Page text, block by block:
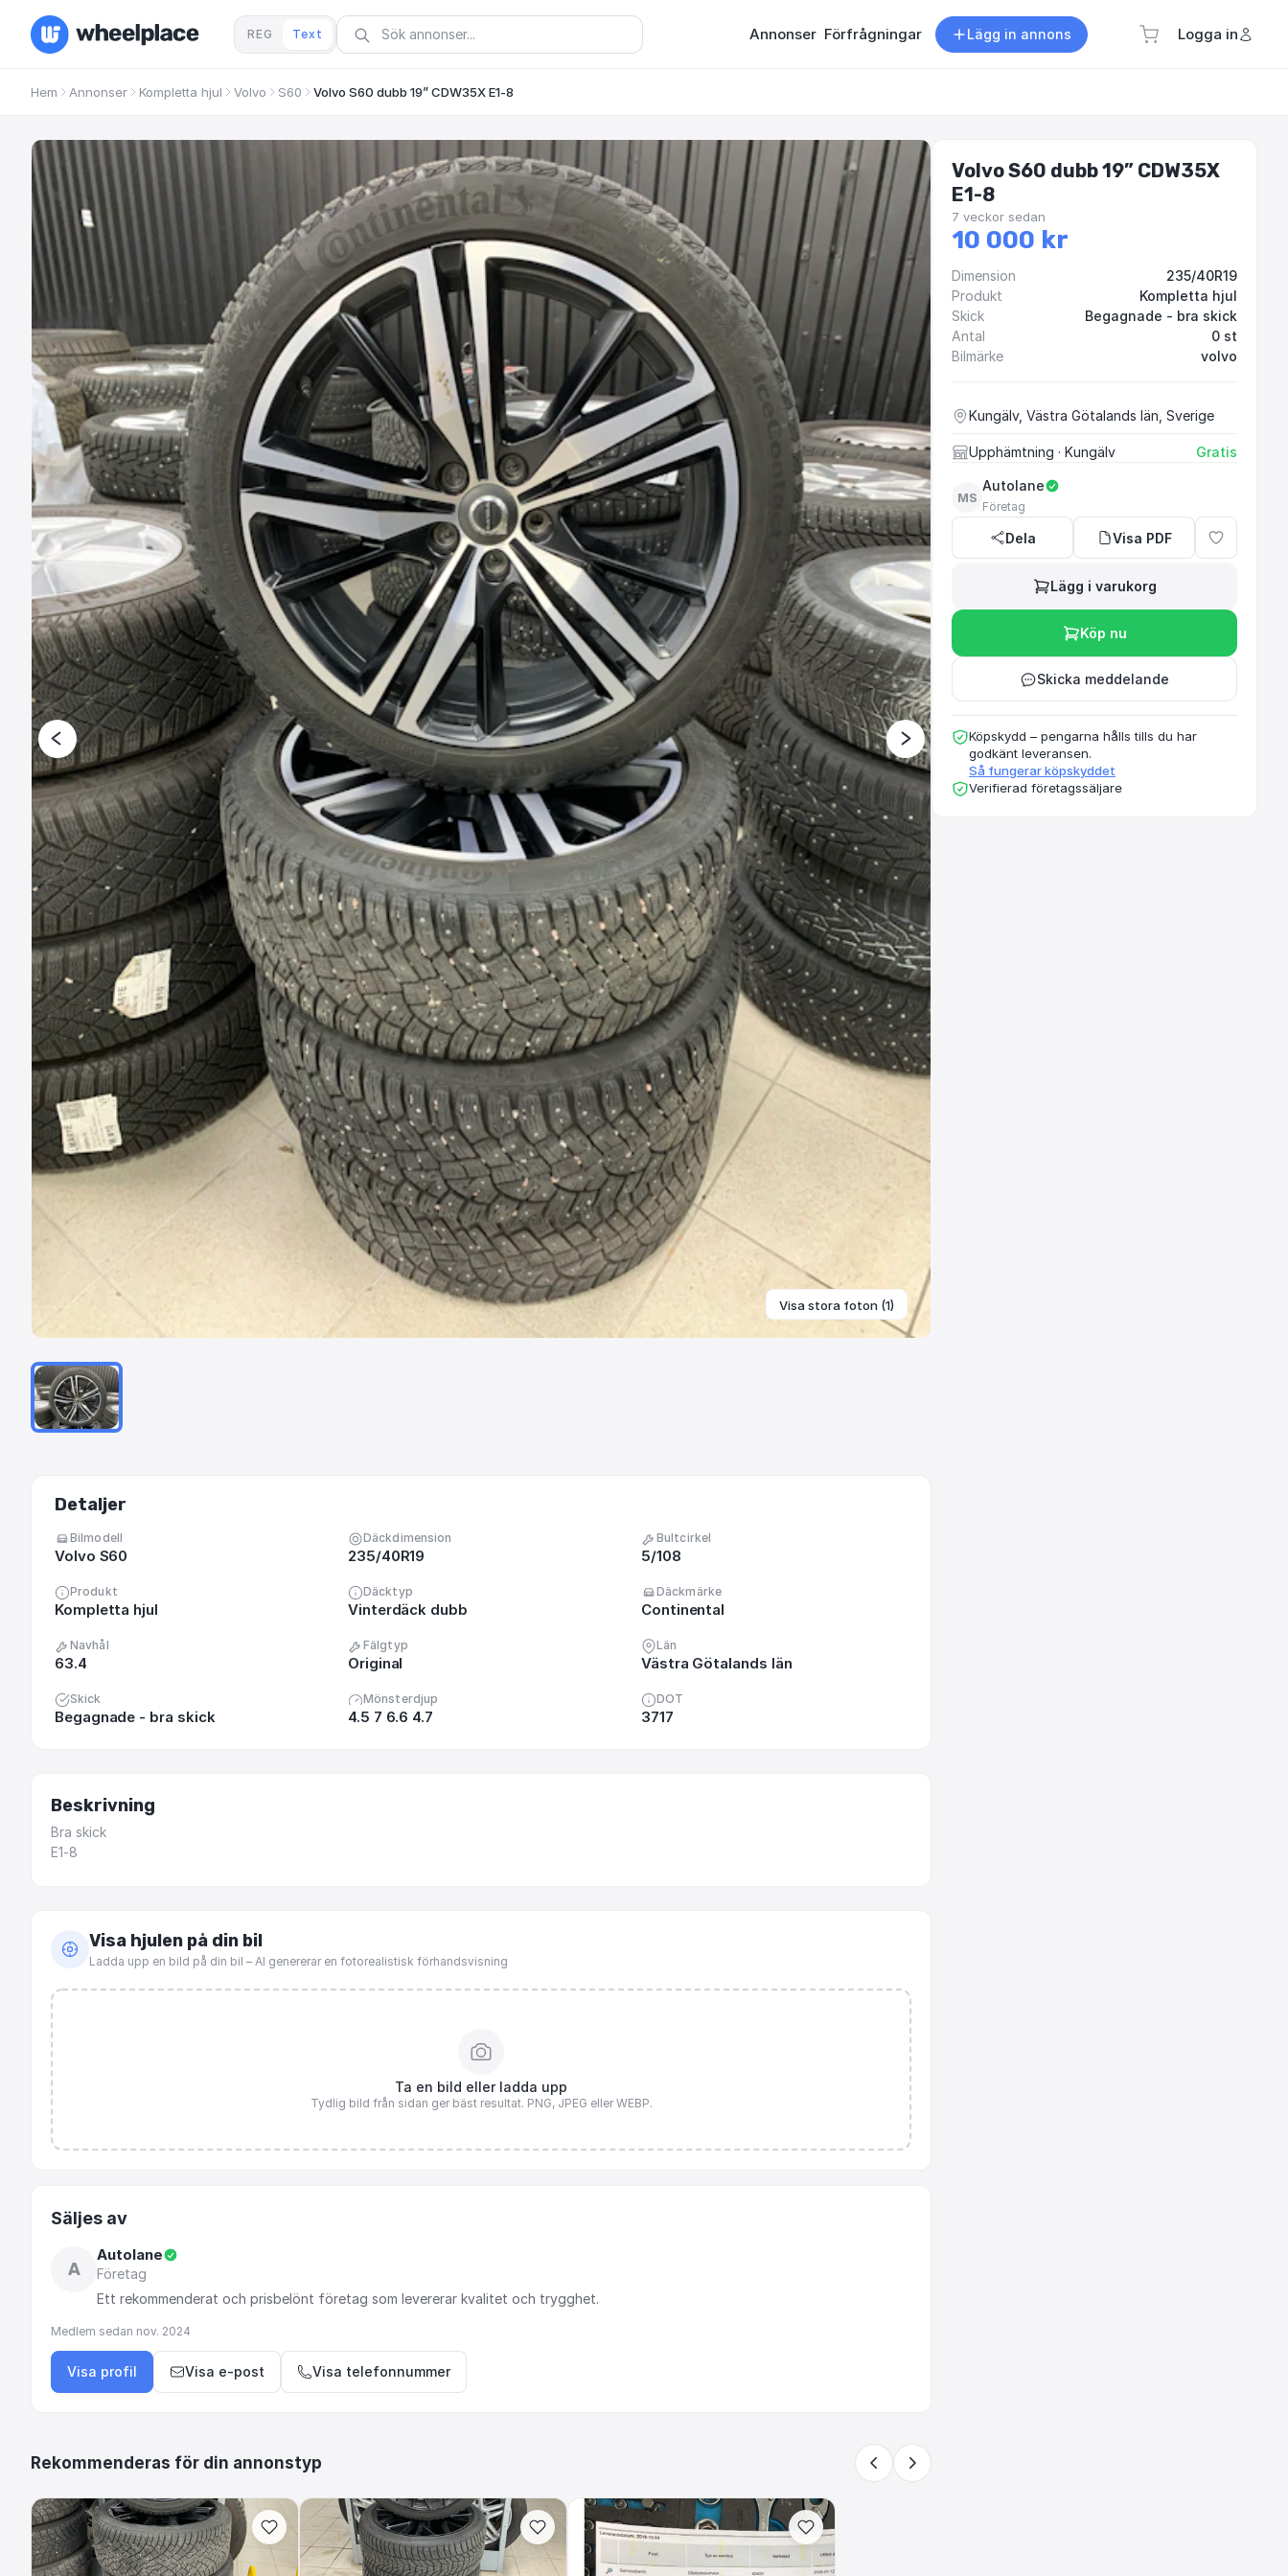
REG Text Annonser Förfrågningar Lägg in annons Logga in
Hem Annonser Kompletta hjul Volvo S60 Volvo S60 dubb 19” CDW35X E1-8
Visa stora foton (1)
Detaljer
Bilmodell
Volvo S60
Däckdimension
235/40R19
Bultcirkel
5/108
Produkt
Kompletta hjul
Däcktyp
Vinterdäck dubb
Däckmärke
Continental
Navhål
63.4
Fälgtyp
Original
Län
Västra Götalands län
Skick
Begagnade - bra skick
Mönsterdjup
4.5 7 6.6 4.7
DOT
3717
Beskrivning
Bra skick
E1-8
Visa hjulen på din bil
Ladda upp en bild på din bil – AI genererar en fotorealistisk förhandsvisning
Ta en bild eller ladda upp
Tydlig bild från sidan ger bäst resultat. PNG, JPEG eller WEBP.
Säljes av
A
Autolane
Företag
Ett rekommenderat och prisbelönt företag som levererar kvalitet och trygghet.
Medlem sedan nov. 2024
Visa profil Visa e-post Visa telefonnummer
Rekommenderas för din annonstyp
Volvo S60 dubb 19” CDW35X
E1-8
7 veckor sedan
10 000 kr
Dimension
235/40R19
Produkt
Kompletta hjul
Skick
Begagnade - bra skick
Antal
0 st
Bilmärke
volvo
Kungälv, Västra Götalands län, Sverige
Upphämtning · Kungälv Gratis
MS
Autolane
Företag
Dela Visa PDF
Lägg i varukorg
Köp nu
Skicka meddelande
Köpskydd – pengarna hålls tills du har
godkänt leveransen.
Så fungerar köpskyddet
Verifierad företagssäljare